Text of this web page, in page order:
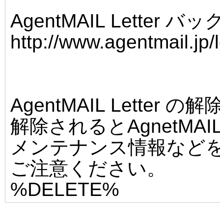
AgentMAIL Letter バッ
http://
AgentMAIL Letter の解
解除されると
メンテナンス情報など
ご注意ください。
%DELETE%